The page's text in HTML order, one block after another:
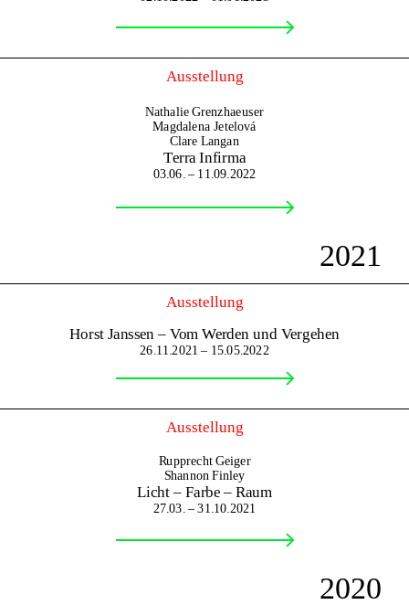
Ausstellung
Nathalie Grenzhaeuser
Magdalena Jetelová
Clare Langan
Terra Infirma
03.06. – 11.09.2022
2021
Ausstellung
Horst Janssen – Vom Werden und Vergehen
26.11.2021 – 15.05.2022
Ausstellung
Rupprecht Geiger
Shannon Finley
Licht – Farbe – Raum
27.03. – 31.10.2021
2020